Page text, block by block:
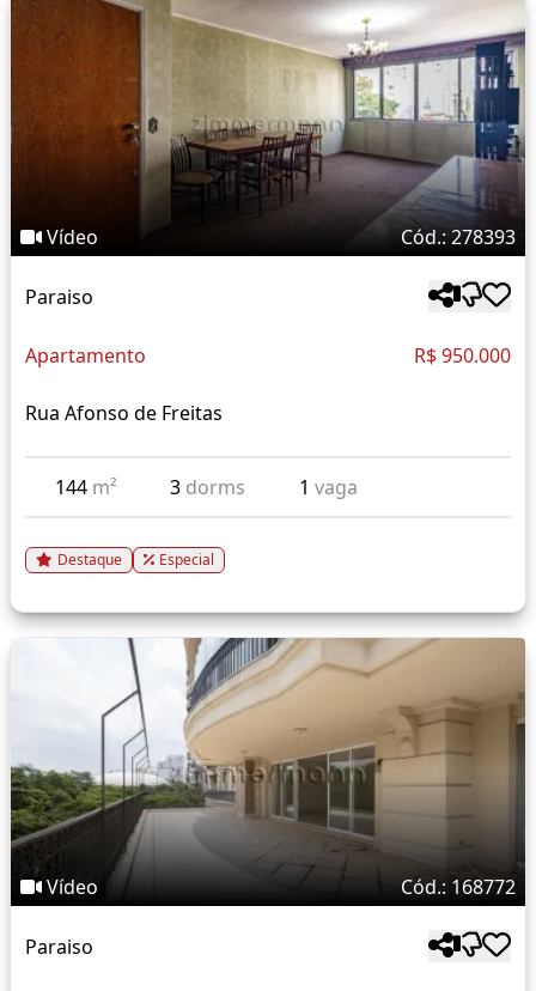
Vídeo Cód.: 278393
Paraiso
Apartamento R$ 950.000
Rua Afonso de Freitas
144 m² 3 dorms 1vaga
Destaque Especial
Vídeo Cód.: 168772
Paraiso